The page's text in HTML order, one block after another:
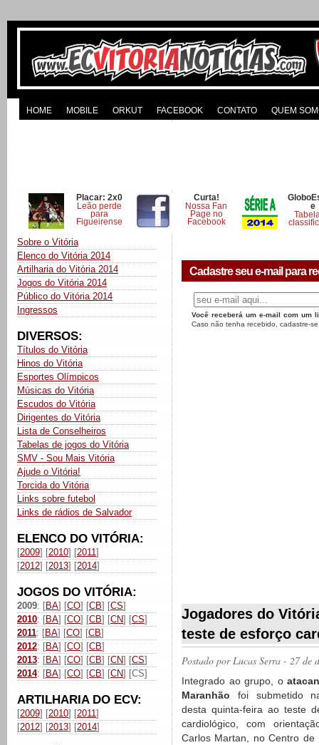
HOME MOBILE ORKUT FACEBOOK CONTATO QUEM
Placar: 2x0
Leão perde
para
Figueirense
Curta!
Nossa Fan
Page no
Facebook
e
Sobre o Vitória
Elenco do Vitória 2014
Artilharia do Vitória 2014
Jogos do Vitória 2014
Público do Vitória 2014
Ingressos
DIVERSOS:
Títulos do Vitória
Hinos do Vitória
Esportes Olímpicos
Músicas do Vitória
Escudos do Vitória
Dirigentes do Vitória
Lista de Conselheiros
Tabelas de jogos do Vitória
SMV - Sou Mais Vitória
Ajude o Vitória!
Torcida do Vitória
Links sobre futebol
Links de rádios de Salvador
ELENCO DO VITÓRIA:
[2009] [2010] [2011]
[2012] [2013] [2014]
JOGOS DO VITÓRIA:
2009: [BA] [CO] [CB] [CS]
2010: [BA] [CO] [CB] [CN] [CS]
2011: [BA] [CO] [CB]
2012: [BA] [CO] [CB]
2013: [BA] [CO] [CB] [CN] [CS]
2014: [BA] [CO] [CB] [CN] [CS]
ARTILHARIA DO ECV:
[2009] [2010] [2011]
[2012] [2013] [2014]
Cadastre seu e-mail para
Você receberá um e-mail com um
Caso não tenha recebido, cadastre-
Jogadores do
teste de esforço
Postado porLucas Serra - 27 de
Integrado ao grupo, o
Maranhão foi submetido
desta quinta-feira ao teste
cardiológico, com
Carlos Martan, no Centro de